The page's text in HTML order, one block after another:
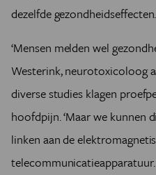
dezelfde gezondheidseffecten.
‘Mensen melden wel
Westerink, neurotoxicoloog
diverse studies klagen
hoofdpijn. ‘Maar we kunnen
linken aan de